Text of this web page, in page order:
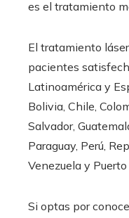
es el tratamiento
El tratamiento
pacientes
Latinoamérica y
Bolivia, Chile,
Salvador,
Paraguay, Perú,
Venezuela y Puerto
Si optas por